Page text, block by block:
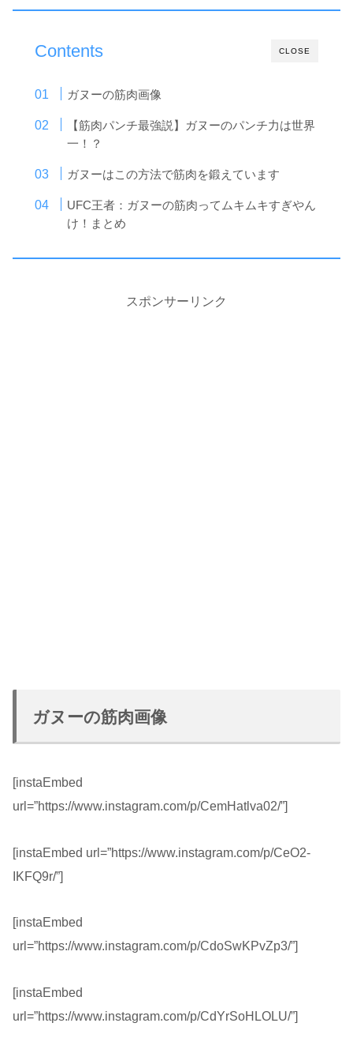
CLOSE
Contents
ガヌーの筋肉画像
【筋肉パンチ最強説】ガヌーのパンチ力は世界
一！？
ガヌーはこの方法で筋肉を鍛えています
UFC王者：ガヌーの筋肉ってムキムキすぎやん
け！まとめ
スポンサーリンク
ガヌーの筋肉画像
[instaEmbed
url=”https://www.instagram.com/p/CemHatlva02/”]
[instaEmbed url=”https://www.instagram.com/p/CeO2-
IKFQ9r/”]
[instaEmbed
url=”https://www.instagram.com/p/CdoSwKPvZp3/”]
[instaEmbed
url=”https://www.instagram.com/p/CdYrSoHLOLU/”]